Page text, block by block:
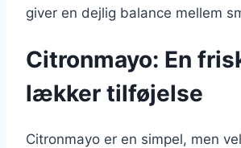
giver en dejlig balance mellem
Citronmayo: En
lækker tilføjelse
Citronmayo er en simpel, men